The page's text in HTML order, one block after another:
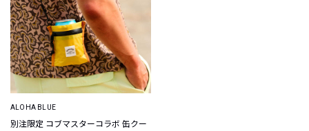
ALOHA BLUE
別注限定 コブマスターコラボ 缶クー